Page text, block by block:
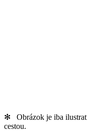
✻ Obrázok je iba
cestou.